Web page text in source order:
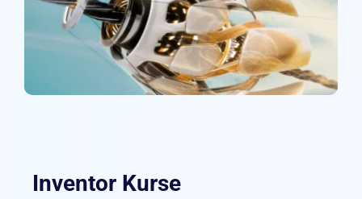
Inventor Kurse